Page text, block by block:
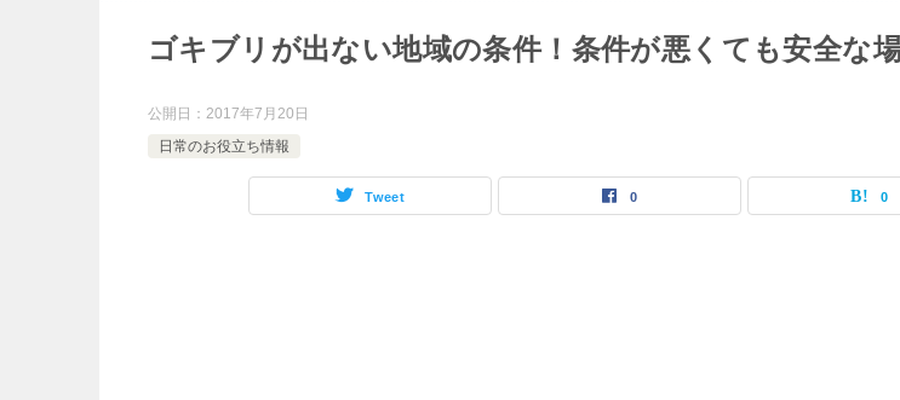
ゴキブリが出ない地域の条件！条件が悪くても安全な
公開日： 2017年7月20日
日常のお役立ち情報
Tweet 0 0